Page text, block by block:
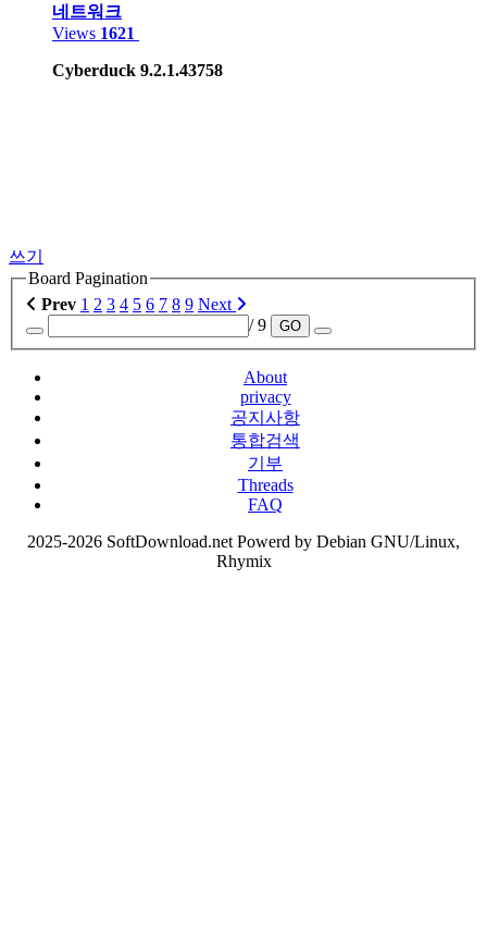
네트워크
Views 1621
Cyberduck 9.2.1.43758
쓰기
Board Pagination
Prev 1 2 3 4 5 6 7 8 9 Next
/ 9
GO
About
privacy
공지사항
통합검색
기부
Threads
FAQ
2025-2026 SoftDownload.net Powerd by Debian GNU/Linux,
Rhymix